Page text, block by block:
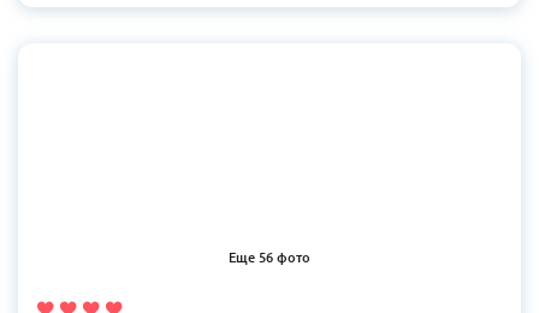
Еще 56 фото